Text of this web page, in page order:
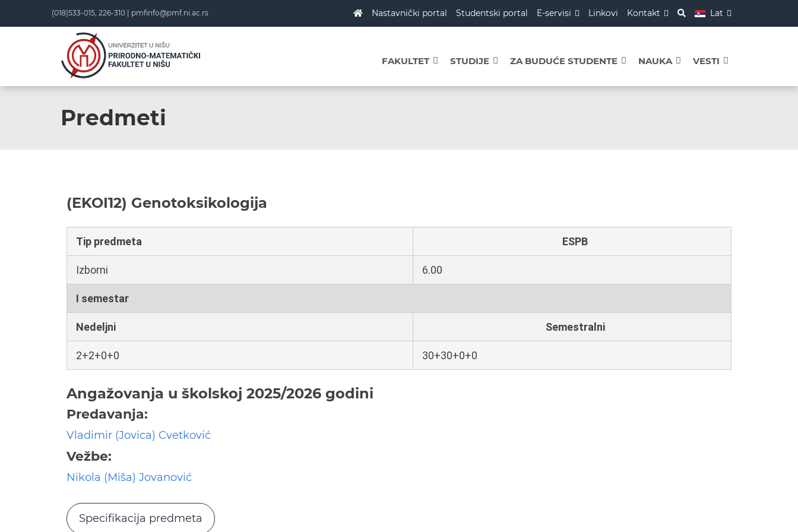
(018)533-015, 226-310 | pmfinfo@pmf.ni.ac.rs Nastavnički portal Studentski portal E-servisi Linkovi Kontakt Lat
FAKULTET STUDIJE ZA BUDUĆE STUDENTE NAUKA VESTI
Predmeti
(EKOI12) Genotoksikologija
Tip predmeta ESPB
Izborni 6.00
I semestar
Nedeljni Semestralni
2+2+0+0 30+30+0+0
Angažovanja u školskoj 2025/2026 godini
Predavanja:
Vladimir (Jovica) Cvetković
Vežbe:
Nikola (Miša) Jovanović
Specifikacija predmeta